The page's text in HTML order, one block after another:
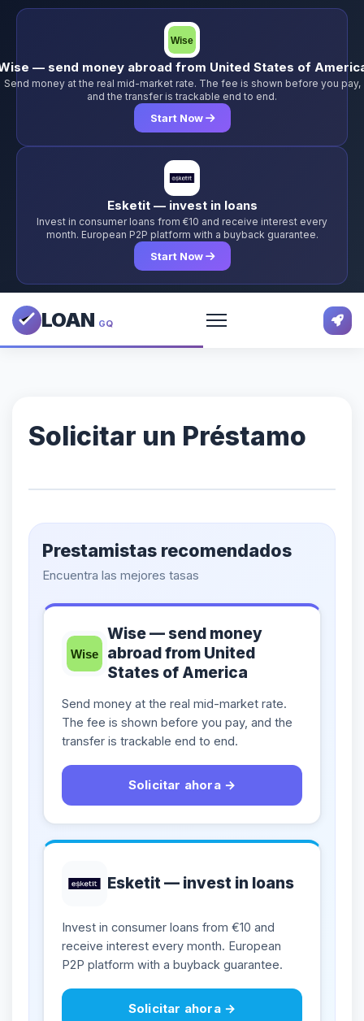
— send money abroad from United States of
Send money at the real mid-market rate. The fee is shown before you pay,
and the transfer is trackable end to end.
Start Now
Esketit — invest in loans
Invest in consumer loans from €10 and receive interest every
month. European P2P platform with a buyback guarantee.
Start Now
LOAN GQ
Solicitar un Préstamo
Prestamistas recomendados
Encuentra las mejores tasas
Wise — send money
abroad from United
States of America
Send money at the real mid-market rate.
The fee is shown before you pay, and the
transfer is trackable end to end.
Solicitar ahora →
Esketit — invest in loans
Invest in consumer loans from €10 and
receive interest every month. European
P2P platform with a buyback guarantee.
Solicitar ahora →